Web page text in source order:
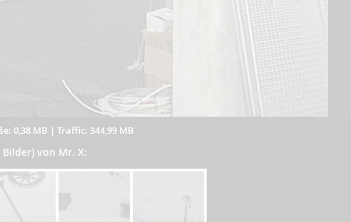
0,38 MB | Traffic: 344,99 MB
Bilder) von Mr. X: